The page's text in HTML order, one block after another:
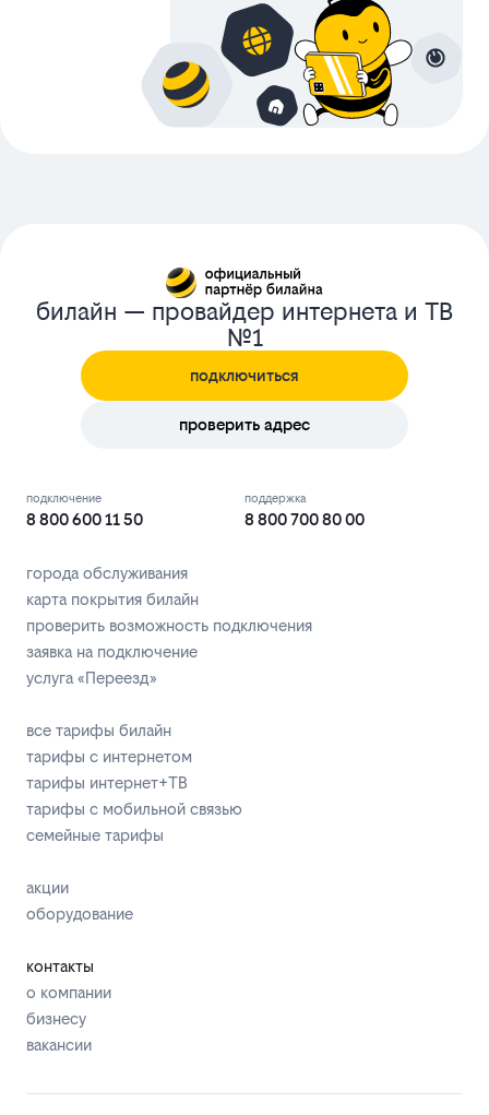
билайн — провайдер интернета и ТВ
№1
подключиться
проверить адрес
подключение
8 800 600 11 50
поддержка
8 800 700 80 00
города обслуживания
карта покрытия билайн
проверить возможность подключения
заявка на подключение
услуга «Переезд»
все тарифы билайн
тарифы с интернетом
тарифы интернет+ТВ
тарифы с мобильной связью
семейные тарифы
акции
оборудование
контакты
о компании
бизнесу
вакансии